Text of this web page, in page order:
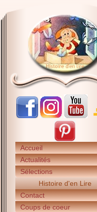
Accueil
Actualités
Sélections
Histoire d'en Lire
Contact
Coups de coeur